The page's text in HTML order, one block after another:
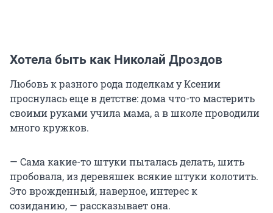
Хотела быть как Николай Дроздов
Любовь к разного рода поделкам у Ксении
проснулась еще в детстве: дома что-то мастерить
своими руками учила мама, а в школе проводили
много кружков.
— Сама какие-то штуки пыталась делать, шить
пробовала, из деревяшек всякие штуки колотить.
Это врожденный, наверное, интерес к
созиданию, — рассказывает она.